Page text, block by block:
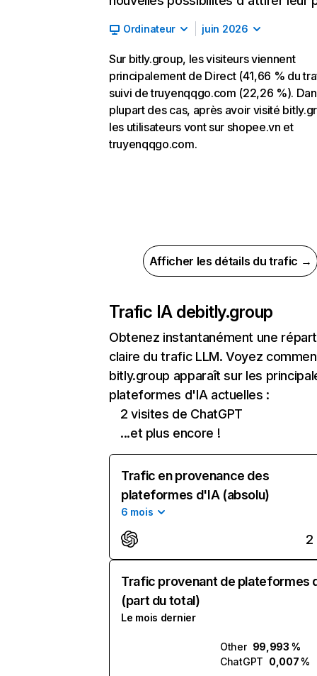
Ordinateur juin 2026
Sur bitly.group, les visiteurs viennent
principalement de Direct (41,66 % du
suivi de truyenqqgo.com (22,26 %).
plupart des cas, après avoir visité
les utilisateurs vont sur shopee.vn et
truyenqqgo.com.
Afficher les détails du trafic →
Trafic IA debitly.group
Obtenez instantanément une
claire du trafic LLM. Voyez
bitly.group apparaît sur les
plateformes d'IA actuelles :
2 visites de ChatGPT
...et plus encore !
Trafic en provenance des
plateformes d'IA (absolu)
6 mois
2
Trafic provenant de plateformes
(part du total)
Le mois dernier
Other 99,993 %
ChatGPT 0,007 %